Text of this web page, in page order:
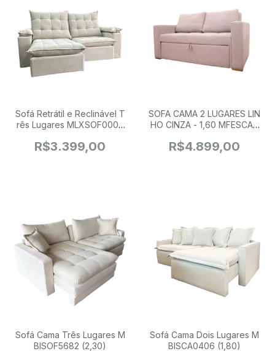
Sofá Retrátil e Reclinável T
rês Lugares MLXSOF0006
R$3.399,00
SOFA CAMA 2 LUGARES LIN
HO CINZA - 1,60 MFESCA0
R$4.899,00
Sofá Cama Três Lugares M
BISOF5682 (2,30)
Sofá Cama Dois Lugares M
BISCA0406 (1,80)